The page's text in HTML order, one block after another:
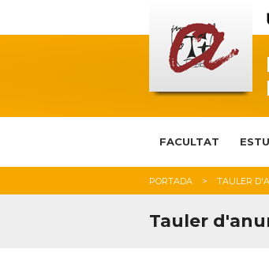
FACULTAT
PORTADA TAULER
Tauler